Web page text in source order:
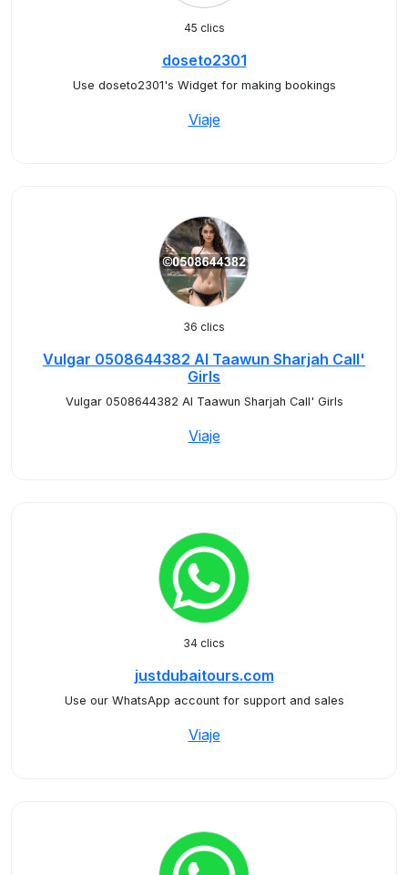
45 clics
doseto2301
Use doseto2301's Widget for making bookings
Viaje
36 clics
Vulgar 0508644382 Al Taawun Sharjah Call'
Girls
Vulgar 0508644382 Al Taawun Sharjah Call' Girls
Viaje
34 clics
justdubaitours.com
Use our WhatsApp account for support and sales
Viaje